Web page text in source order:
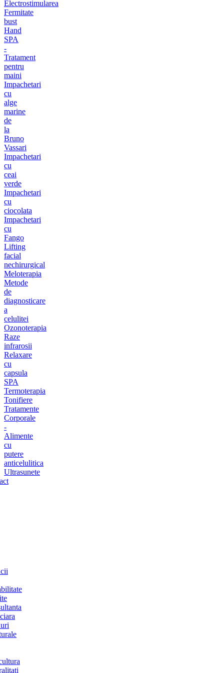
Electrostimularea
Fermitate
bust
Hand
SPA
-
Tratament
pentru
maini
Impachetari
cu
alge
marine
de
la
Bruno
Vassari
Impachetari
cu
ceai
verde
Impachetari
cu
ciocolata
Impachetari
cu
Fango
Lifting
facial
nechirurgical
Meloterapia
Metode
de
diagnosticare
a
celulitei
Ozonoterapia
Raze
infrarosii
Relaxare
cu
capsula
SPA
Termoterapia
Tonifiere
Tratamente
Corporale
-
Alimente
cu
putere
anticelulitica
Ultrasunete